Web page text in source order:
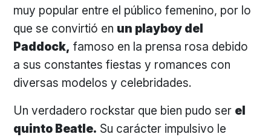
muy popular entre el público femenino, por lo
que se convirtió en un playboy del
Paddock, famoso en la prensa rosa debido
a sus constantes fiestas y romances con
diversas modelos y celebridades.
Un verdadero rockstar que bien pudo ser el
quinto Beatle. Su carácter impulsivo le